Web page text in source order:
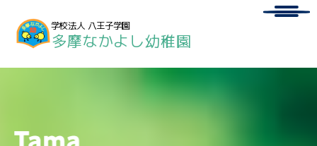
学校法人 八王子学園
多摩なかよし幼稚園